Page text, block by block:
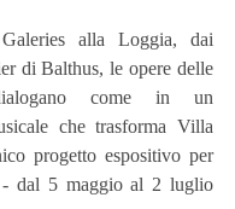
alla Loggia, dai
di Balthus, le opere delle
come in un
che trasforma Villa
progetto espositivo per
- dal 5 maggio al 2 luglio